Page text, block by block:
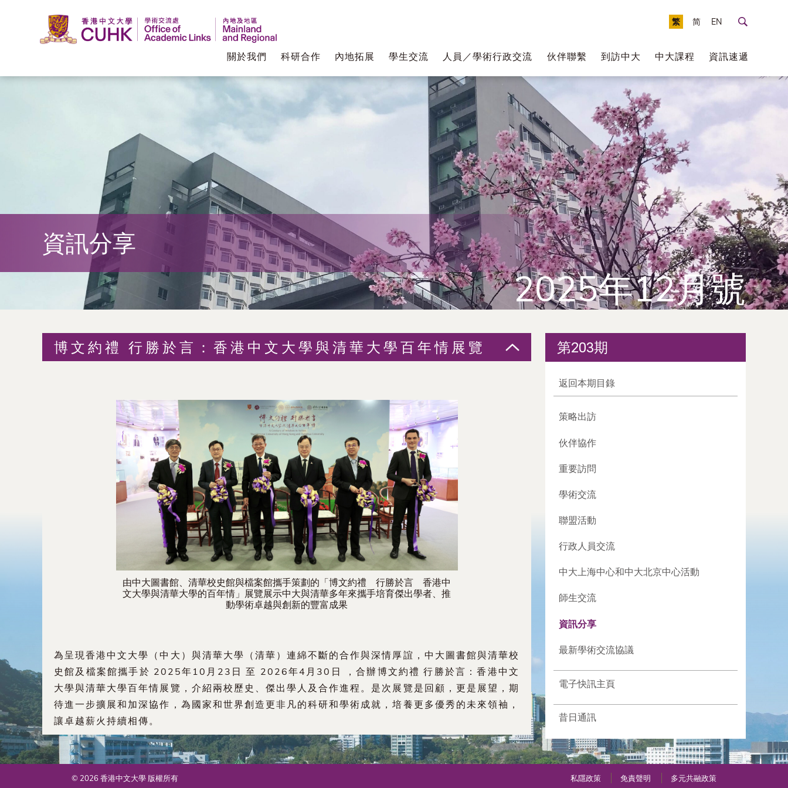
EN
繁 简
關於我們 科研合作 內地拓展 學生交流 人員／學術行政交流 伙伴聯繫 到訪中大 中大課程 資訊速遞
香
學
術
交
資訊分享
2025年12月號
博文約禮 行勝於言：香港中文大學與清華大學百年情展覽
由中大圖書館、清華校史館與檔案館攜手策劃的「博文約禮 行勝於言 香港中
文大學與清華大學的百年情」展覽展示中大與清華多年來攜手培育傑出學者、推
動學術卓越與創新的豐富成果
為呈現香港中文大學（中大）與清華大學（清華）連綿不斷的合作與深情厚誼，中大圖書館與清華校
史館及檔案館攜手於 2025年10月23日 至 2026年4月30日 ，合辦博文約禮 行勝於言：香港中文
大學與清華大學百年情展覽，介紹兩校歷史、傑出學人及合作進程。是次展覽是回顧，更是展望，期
待進一步擴展和加深協作，為國家和世界創造更非凡的科研和學術成就，培養更多優秀的未來領袖，
讓卓越薪火持續相傳。
第203期
返回本期目錄
策略出訪
伙伴協作
重要訪問
學術交流
聯盟活動
行政人員交流
中大上海中心和中大北京中心活動
師生交流
資訊分享
最新學術交流協議
電子快訊主頁
昔日通訊
© 2026 香港中文大學 版權所有 私隱政策 免責聲明 多元共融政策